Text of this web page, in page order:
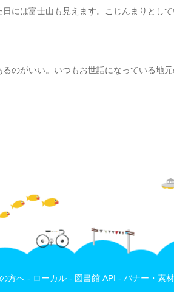
には富士山も見えます。こじんまりとし
のがいい。いつもお世話になっている地
方へ - ローカル - 図書館 API - バナー・素材